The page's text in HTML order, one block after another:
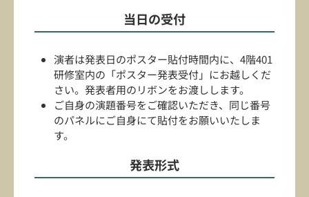
当日の受付
演者は発表日のポスター貼付時間内に、4階401
研修室内の「ポスター発表受付」にお越しくだ
さい。発表者用のリボンをお渡しします。
ご自身の演題番号をご確認いただき、同じ番号
のパネルにご自身にて貼付をお願いいたしま
す。
発表形式